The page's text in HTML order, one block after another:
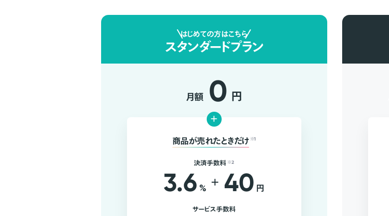
はじめての方はこちら
スタンダードプラン
月額 0 円
+
商品が売れたときだけ ※1
決済手数料 ※2
3.6 % + 40 円
サービス手数料